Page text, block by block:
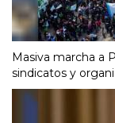
Masiva marcha a
sindicatos y